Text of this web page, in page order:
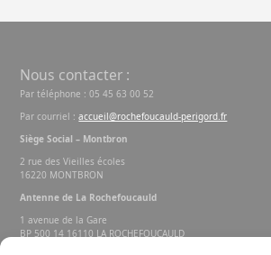
Nous contacter :
Par téléphone : 05 45 63 00 52
Par courriel :accueil@rochefoucauld-perigord.fr
Siège Social – Montbron
2 rue des Vieilles écoles
16220 MONTBRON
Antenne de La Rochefoucauld
1 avenue de la Gare
BP 500 14 16110 LA ROCHEFOUCAULD